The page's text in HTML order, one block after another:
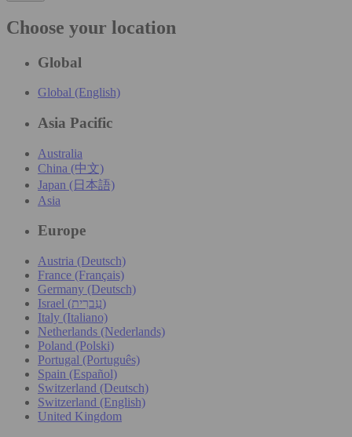
Choose your location
Global
Global (English)
Asia Pacific
Australia
China (中文)
Japan (日本語)
Asia
Europe
Austria (Deutsch)
France (Français)
Germany (Deutsch)
Israel (עִברִית)
Italy (Italiano)
Netherlands (Nederlands)
Poland (Polski)
Portugal (Português)
Spain (Español)
Switzerland (Deutsch)
Switzerland (English)
United Kingdom